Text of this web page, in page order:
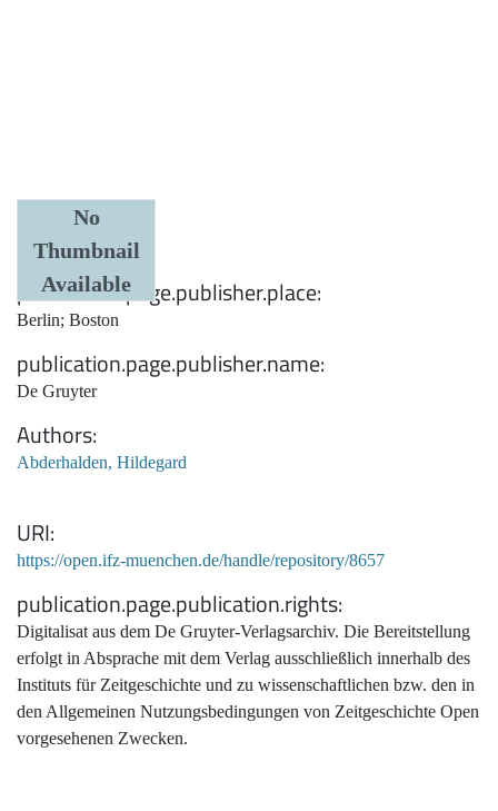
No
Thumbnail
Available
1939
publication.page.publisher.place
Berlin; Boston
publication.page.publisher.name
De Gruyter
Authors
Abderhalden, Hildegard
URI
https://open.ifz-muenchen.de/handle/repository/8657
publication.page.publication.rights
Digitalisat aus dem De Gruyter-Verlagsarchiv. Die Bereitstellung
erfolgt in Absprache mit dem Verlag ausschließlich innerhalb des
Instituts für Zeitgeschichte und zu wissenschaftlichen bzw. den in
den Allgemeinen Nutzungsbedingungen von Zeitgeschichte Open
vorgesehenen Zwecken.